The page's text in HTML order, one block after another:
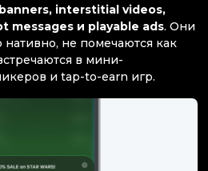
interstitial videos,
messages и playable ads. Они
не помечаются как
в мини-
и tap-to-earn игр.